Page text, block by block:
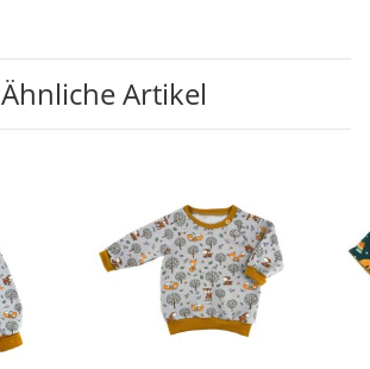
Ähnliche Artikel